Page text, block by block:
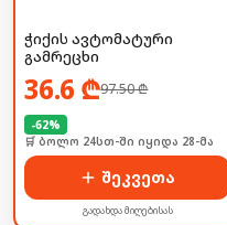
ჭიქის ავტომატური
გამრეცხი
36.6 ₾97.50₾
-62%
🛒 ბოლო 24სთ-ში იყიდა 28-მა
შეკვეთა
გადახდა მიღებისას